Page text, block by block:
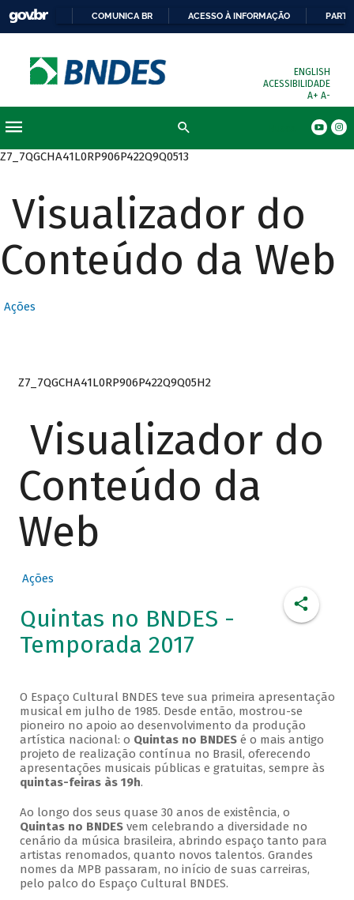
COMUNICA BR ACESSO À INFORMAÇÃO
ENGLISH
ACESSIBILIDADE
A+ A-
Z7_7QGCHA41L0RP906P422Q9Q0513
Visualizador do
Conteúdo da Web
Ações
Z7_7QGCHA41L0RP906P422Q9Q05H2
Visualizador do
Conteúdo da
Web
Ações
Quintas no BNDES -
Temporada 2017
O Espaço Cultural BNDES teve sua primeira apresentação
musical em julho de 1985. Desde então, mostrou-se
pioneiro no apoio ao desenvolvimento da produção
artística nacional: o Quintas no BNDESé o mais antigo
projeto de realização contínua no Brasil, oferecendo
apresentações musicais públicas e gratuitas, sempre às
quintas-feiras às 19h.
Ao longo dos seus quase 30 anos de existência, o
Quintas no BNDESvem celebrando a diversidade no
cenário da música brasileira, abrindo espaço tanto para
artistas renomados, quanto novos talentos. Grandes
nomes da MPB passaram, no início de suas carreiras,
pelo palco do Espaço Cultural BNDES.